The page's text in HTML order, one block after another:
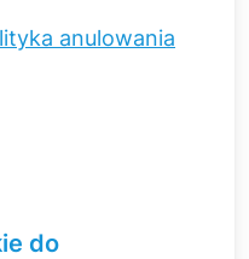
anulowania
do